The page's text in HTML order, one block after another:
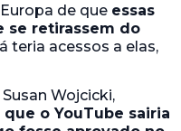
de que essas
se retirassem do
teria acessos a elas,
Wojcicki,
o YouTube sairia